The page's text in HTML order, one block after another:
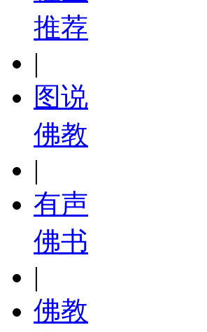
推荐
|
图说
佛教
|
有声
佛书
|
佛教